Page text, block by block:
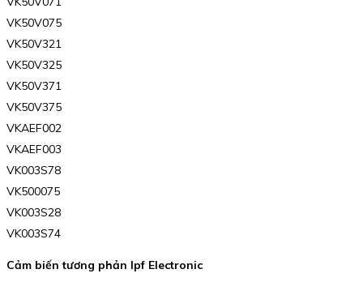
VK50V075
VK50V321
VK50V325
VK50V371
VK50V375
VKAEF002
VKAEF003
VK003S78
VK500075
VK003S28
VK003S74
Cảm biến tương phản Ipf Electronic